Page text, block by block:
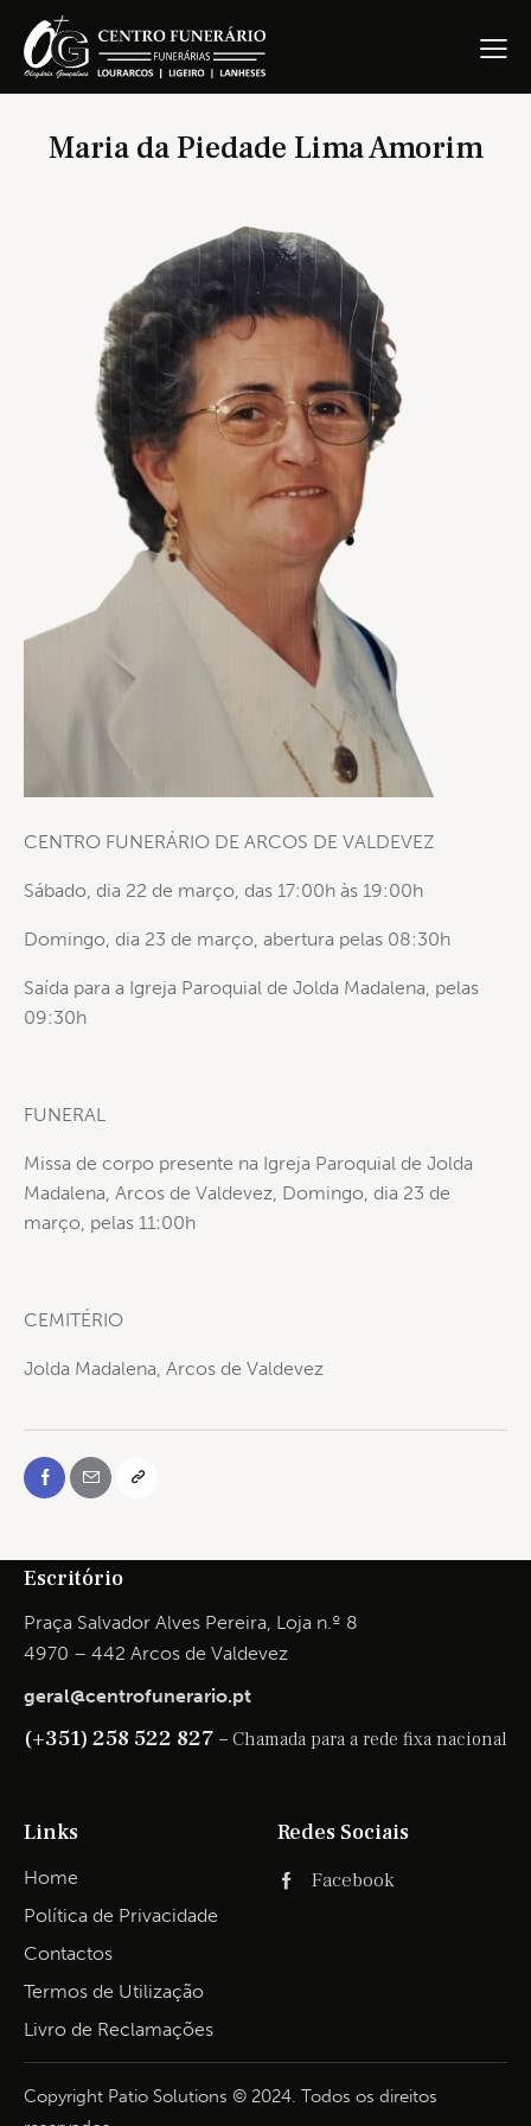
Maria da Piedade Lima Amorim
CENTRO FUNERÁRIO DE ARCOS DE VALDEVEZ
Sábado, dia 22 de março, das 17:00h às 19:00h
Domingo, dia 23 de março, abertura pelas 08:30h
Saída para a Igreja Paroquial de Jolda Madalena, pelas
09:30h
FUNERAL
Missa de corpo presente na Igreja Paroquial de Jolda
Madalena, Arcos de Valdevez, Domingo, dia 23 de
março, pelas 11:00h
CEMITÉRIO
Jolda Madalena, Arcos de Valdevez
Escritório
Praça Salvador Alves Pereira, Loja n.º 8
4970 – 442 Arcos de Valdevez
geral@centrofunerario.pt
(+351) 258 522 827 – Chamada para a rede fixa nacional
Links
Home
Política de Privacidade
Contactos
Termos de Utilização
Livro de Reclamações
Redes Sociais
Facebook
Copyright Patio Solutions © 2024. Todos os direitos